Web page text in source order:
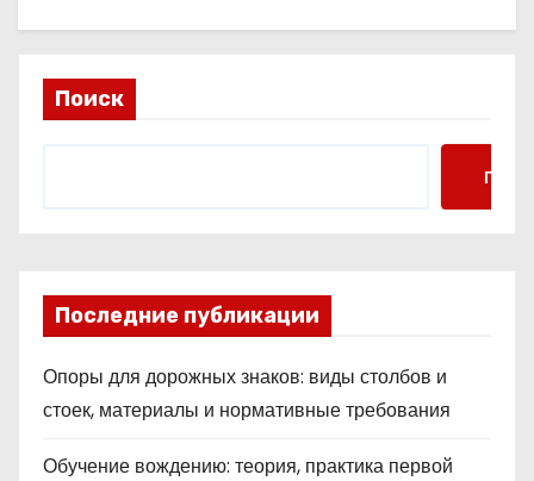
Поиск
Поиск
Последние публикации
Опоры для дорожных знаков: виды столбов и
стоек, материалы и нормативные требования
Обучение вождению: теория, практика первой